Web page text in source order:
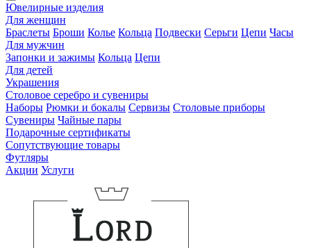
Ювелирные изделия
Для женщин
Браслеты Броши Колье Кольца Подвески Серьги Цепи Часы
Для мужчин
Запонки и зажимы Кольца Цепи
Для детей
Украшения
Столовое серебро и сувениры
Наборы Рюмки и бокалы Сервизы Столовые приборы
Сувениры Чайные пары
Подарочные сертификаты
Сопутствующие товары
Футляры
Акции Услуги